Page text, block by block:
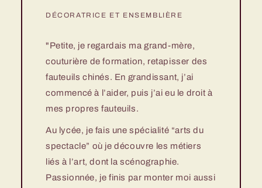
DÉCORATRICE ET ENSEMBLIÈRE
"Petite, je regardais ma grand-mère,
couturière de formation, retapisser des
fauteuils chinés. En grandissant, j’ai
commencé à l’aider, puis j’ai eu le droit à
mes propres fauteuils.
Au lycée, je fais une spécialité “arts du
spectacle” où je découvre les métiers
liés à l’art, dont la scénographie.
Passionnée, je finis par monter moi aussi